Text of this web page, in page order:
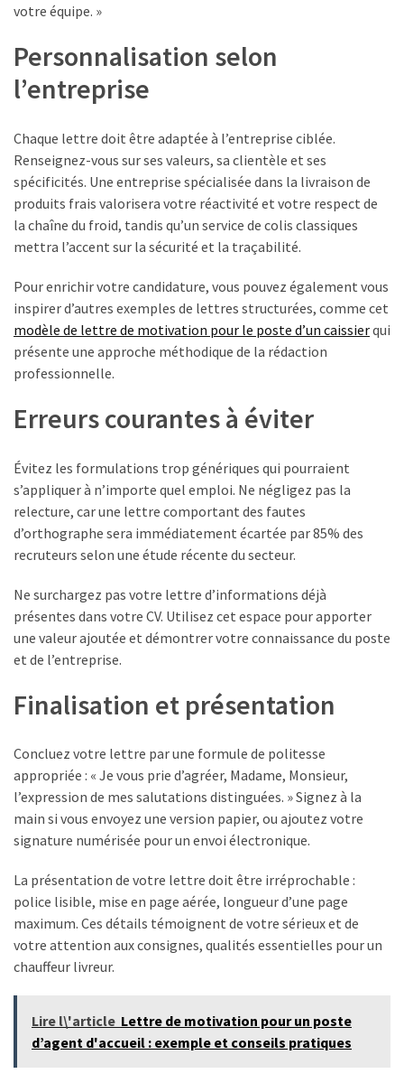
votre équipe. »
Personnalisation selon
l’entreprise
Chaque lettre doit être adaptée à l’entreprise ciblée.
Renseignez-vous sur ses valeurs, sa clientèle et ses
spécificités. Une entreprise spécialisée dans la livraison de
produits frais valorisera votre réactivité et votre respect de
la chaîne du froid, tandis qu’un service de colis classiques
mettra l’accent sur la sécurité et la traçabilité.
Pour enrichir votre candidature, vous pouvez également vous
inspirer d’autres exemples de lettres structurées, comme cet
modèle de lettre de motivation pour le poste d’un caissierqui
présente une approche méthodique de la rédaction
professionnelle.
Erreurs courantes à éviter
Évitez les formulations trop génériques qui pourraient
s’appliquer à n’importe quel emploi. Ne négligez pas la
relecture, car une lettre comportant des fautes
d’orthographe sera immédiatement écartée par 85% des
recruteurs selon une étude récente du secteur.
Ne surchargez pas votre lettre d’informations déjà
présentes dans votre CV. Utilisez cet espace pour apporter
une valeur ajoutée et démontrer votre connaissance du poste
et de l’entreprise.
Finalisation et présentation
Concluez votre lettre par une formule de politesse
appropriée : « Je vous prie d’agréer, Madame, Monsieur,
l’expression de mes salutations distinguées. » Signez à la
main si vous envoyez une version papier, ou ajoutez votre
signature numérisée pour un envoi électronique.
La présentation de votre lettre doit être irréprochable :
police lisible, mise en page aérée, longueur d’une page
maximum. Ces détails témoignent de votre sérieux et de
votre attention aux consignes, qualités essentielles pour un
chauffeur livreur.
Lire l\'article Lettre de motivation pour un poste
d’agent d'accueil : exemple et conseils pratiques